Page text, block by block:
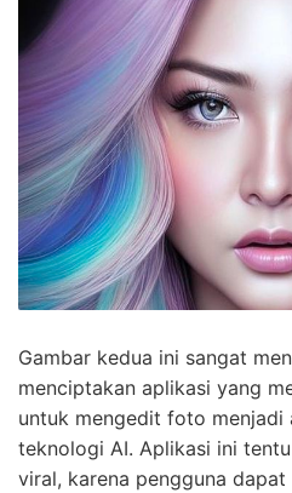
Gambar kedua ini sangat
menciptakan aplikasi yang
untuk mengedit foto menjadi
teknologi AI. Aplikasi ini
viral, karena pengguna